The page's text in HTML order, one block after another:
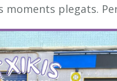
plegats.